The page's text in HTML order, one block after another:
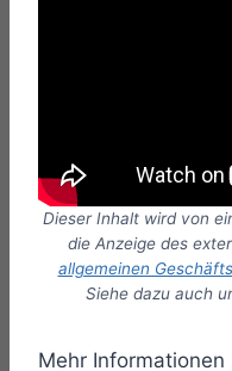
Dieser Inhalt wird von
die Anzeige des
allgemeinen
Siehe dazu auch
Mehr